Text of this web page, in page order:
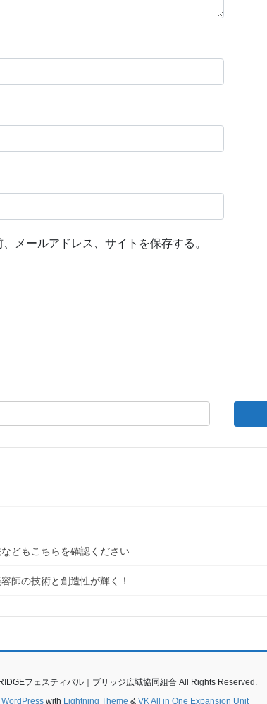
メールアドレス、サイトを保存する。
どもこちらを確認ください
師の技術と創造性が輝く！
フェスティバル｜ブリッジ広域協同組合 All Rights Reserved.
WordPresswith Lightning Theme & VK All in One Expansion Unit